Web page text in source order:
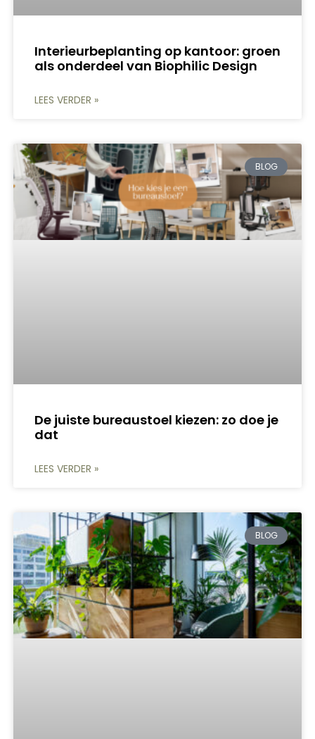
Interieurbeplanting op kantoor: groen
als onderdeel van Biophilic Design
LEES VERDER »
BLOG
De juiste bureaustoel kiezen: zo doe je
dat
LEES VERDER »
BLOG